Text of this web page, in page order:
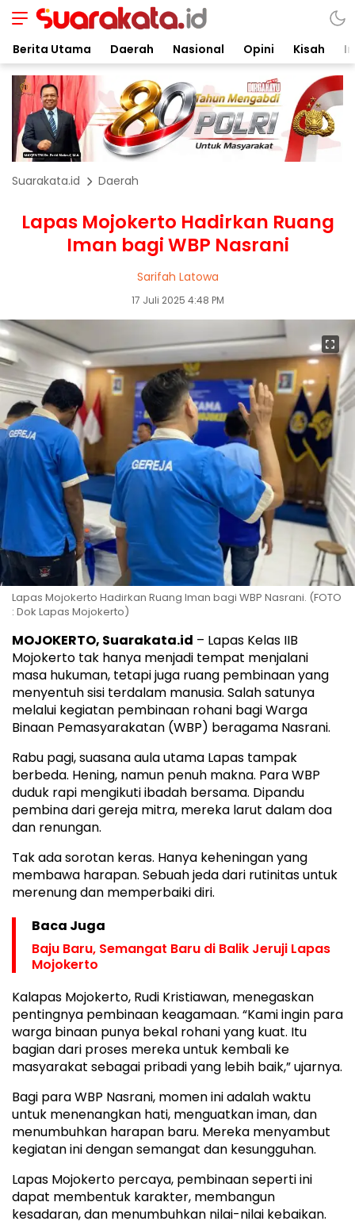
Berita Utama Daerah Nasional Opini Kisah
Suarakata.id Daerah
Lapas Mojokerto Hadirkan Ruang
Iman bagi WBP Nasrani
Sarifah Latowa
17 Juli 2025 4:48 PM
Lapas Mojokerto Hadirkan Ruang Iman bagi WBP Nasrani. (FOTO
: Dok Lapas Mojokerto)
MOJOKERTO, Suarakata.id – Lapas Kelas IIB
Mojokerto tak hanya menjadi tempat menjalani
masa hukuman, tetapi juga ruang pembinaan yang
menyentuh sisi terdalam manusia. Salah satunya
melalui kegiatan pembinaan rohani bagi Warga
Binaan Pemasyarakatan (WBP) beragama Nasrani.
Rabu pagi, suasana aula utama Lapas tampak
berbeda. Hening, namun penuh makna. Para WBP
duduk rapi mengikuti ibadah bersama. Dipandu
pembina dari gereja mitra, mereka larut dalam doa
dan renungan.
Tak ada sorotan keras. Hanya keheningan yang
membawa harapan. Sebuah jeda dari rutinitas untuk
merenung dan memperbaiki diri.
Baca Juga
Baju Baru, Semangat Baru di Balik Jeruji Lapas
Mojokerto
Kalapas Mojokerto, Rudi Kristiawan, menegaskan
pentingnya pembinaan keagamaan. “Kami ingin para
warga binaan punya bekal rohani yang kuat. Itu
bagian dari proses mereka untuk kembali ke
masyarakat sebagai pribadi yang lebih baik,” ujarnya.
Bagi para WBP Nasrani, momen ini adalah waktu
untuk menenangkan hati, menguatkan iman, dan
menumbuhkan harapan baru. Mereka menyambut
kegiatan ini dengan semangat dan kesungguhan.
Lapas Mojokerto percaya, pembinaan seperti ini
dapat membentuk karakter, membangun
kesadaran, dan menumbuhkan nilai-nilai kebaikan.